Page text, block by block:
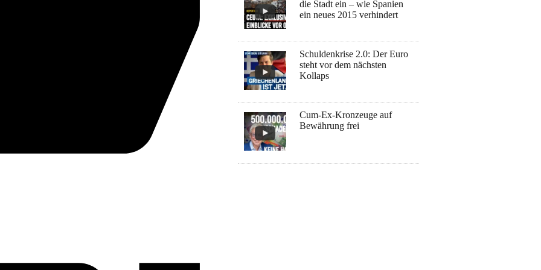
die Stadt ein – wie Spanien
ein neues 2015 verhindert
Schuldenkrise 2.0: Der Euro
steht vor dem nächsten
Kollaps
Cum-Ex-Kronzeuge auf
Bewährung frei